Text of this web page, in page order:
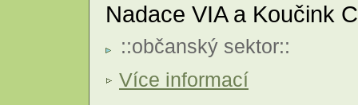
Nadace VIA a Koučink
::občanský sektor::
Více informací